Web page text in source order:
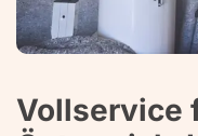
Vollservice